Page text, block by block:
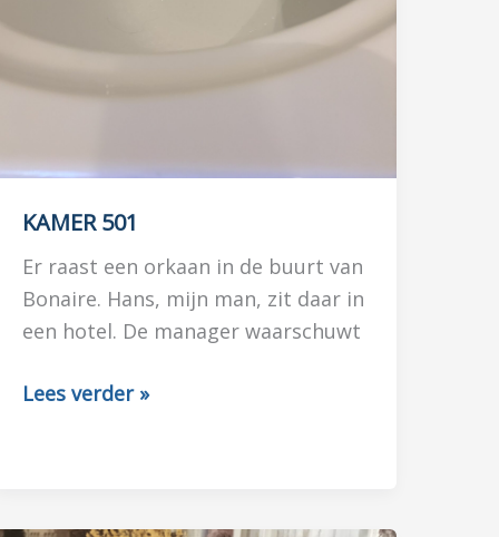
KAMER 501
Er raast een orkaan in de buurt van
Bonaire. Hans, mijn man, zit daar in
een hotel. De manager waarschuwt
KAMER
Lees verder »